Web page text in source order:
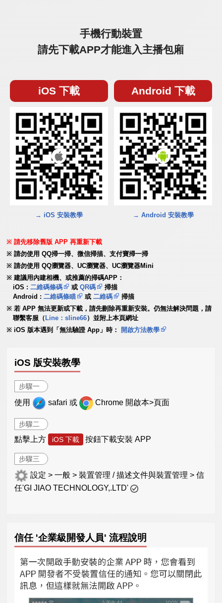
手機行動裝置
請先下載APP才能進入主播包廂
iOS 下載
→ iOS 安裝教學
Android 下載
→ Android 安裝教學
請先移除舊版 APP 再重新下載
請勿使用 QQ掃一掃、微信掃描、支付寶掃一掃
請勿使用 QQ瀏覽器、UC瀏覽器、UC瀏覽器Mini
建議用內建相機、或推薦的掃碼APP：
iOS :二維碼條碼 或QR碼
掃描
Android :二維碼條瞄 或二維碼
掃描
若 APP 無法更新或下載，請先刪除再重新安裝。仍無法解決問題，請
聯繫客服（ Line：sline66）並附上本頁網址
iOS 版本遇到「無法驗證 App」時：
開啟方法教學
iOS 版安裝教學
步驟一
使用 safari 或 Chrome 開啟本>頁面
步驟二
點擊上方 iOS 下載 按鈕下載安裝 APP
步驟三
設定 > 一般 > 裝置管理 / 描述文件與裝置管理 > 信
任'GI JIAO TECHNOLOGY,.LTD'
信任 '企業級開發人員' 流程說明